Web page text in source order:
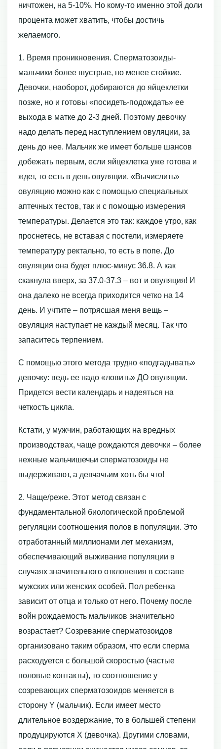
ничтожен, на 5-10%. Но кому-то именно этой доли
процента может хватить, чтобы достичь
желаемого.
1. Время проникновения. Сперматозоиды-
мальчики более шустрые, но менее стойкие.
Девочки, наоборот, добираются до яйцеклетки
позже, но и готовы «посидеть-подождать» ее
выхода в матке до 2-3 дней. Поэтому девочку
надо делать перед наступлением овуляции, за
день до нее. Мальчик же имеет больше шансов
добежать первым, если яйцеклетка уже готова и
ждет, то есть в день овуляции. «Вычислить»
овуляцию можно как с помощью специальных
аптечных тестов, так и с помощью измерения
температуры. Делается это так: каждое утро, как
проснетесь, не вставая с постели, измеряете
температуру ректально, то есть в попе. До
овуляции она будет плюс-минус 36.8. А как
скакнула вверх, за 37.0-37.3 – вот и овуляция! И
она далеко не всегда приходится четко на 14
день. И учтите – потрясшая меня вещь –
овуляция наступает не каждый месяц. Так что
запаситесь терпением.
С помощью этого метода трудно «подгадывать»
девочку: ведь ее надо «ловить» ДО овуляции.
Придется вести календарь и надеяться на
четкость цикла.
Кстати, у мужчин, работающих на вредных
производствах, чаще рождаются девочки – более
нежные мальчишечьи сперматозоиды не
выдерживают, а девчачьим хоть бы что!
2. Чаще/реже. Этот метод связан с
фундаментальной биологической проблемой
регуляции соотношения полов в популяции. Это
отработанный миллионами лет механизм,
обеспечивающий выживание популяции в
случаях значительного отклонения в составе
мужских или женских особей. Пол ребенка
зависит от отца и только от него. Почему после
войн рождаемость мальчиков значительно
возрастает? Созревание сперматозоидов
организовано таким образом, что если сперма
расходуется с большой скоростью (частые
половые контакты), то соотношение у
созревающих сперматозоидов меняется в
сторону Y (мальчик). Если имеет место
длительное воздержание, то в большей степени
продуцируются Х (девочка). Другими словами,